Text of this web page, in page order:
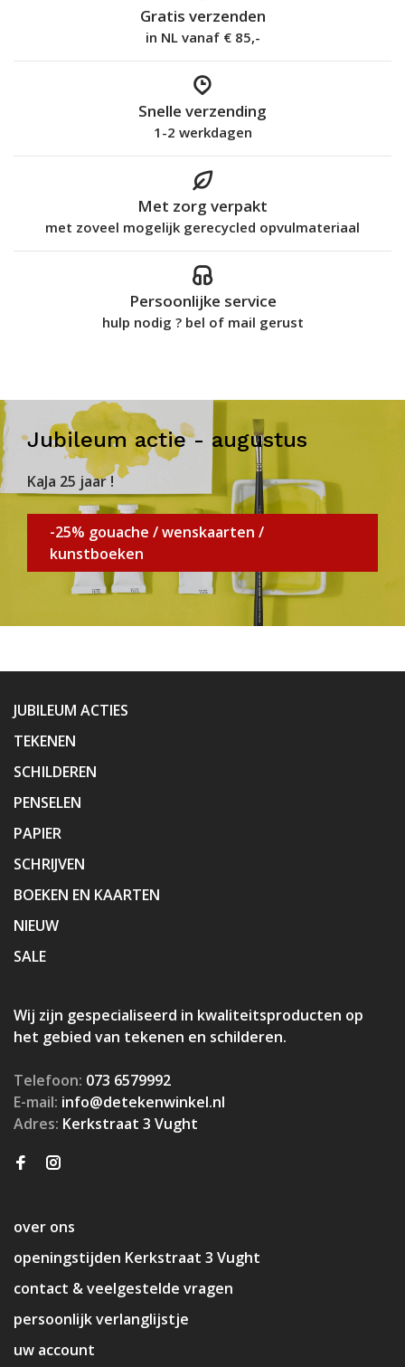
Gratis verzenden
in NL vanaf € 85,-
Snelle verzending
1-2 werkdagen
Met zorg verpakt
met zoveel mogelijk gerecycled opvulmateriaal
Persoonlijke service
hulp nodig ? bel of mail gerust
Jubileum actie - augustus
KaJa 25 jaar !
-25% gouache / wenskaarten /
kunstboeken
JUBILEUM ACTIES
TEKENEN
SCHILDEREN
PENSELEN
PAPIER
SCHRIJVEN
BOEKEN EN KAARTEN
NIEUW
SALE
Wij zijn gespecialiseerd in kwaliteitsproducten op
het gebied van tekenen en schilderen.
Telefoon: 073 6579992
E-mail: info@detekenwinkel.nl
Adres: Kerkstraat 3 Vught
over ons
openingstijden Kerkstraat 3 Vught
contact & veelgestelde vragen
persoonlijk verlanglijstje
uw account